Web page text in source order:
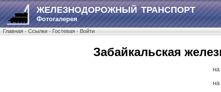
ЖЕЛЕЗНОДОРОЖНЫЙ ТРАНСПОРТ
Фотогалерея
Главная·Ссылки·Гостевая·Войти
Забайкальская